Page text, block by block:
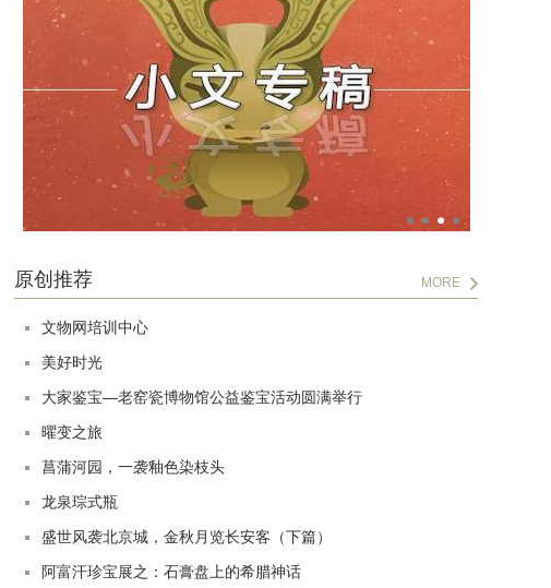
原创推荐 MORE
文物网培训中心
美好时光
大家鉴宝—老窑瓷博物馆公益鉴宝活动圆满举行
曜变之旅
菖蒲河园，一袭釉色染枝头
龙泉琮式瓶
盛世风袭北京城，金秋月览长安客（下篇）
阿富汗珍宝展之：石膏盘上的希腊神话